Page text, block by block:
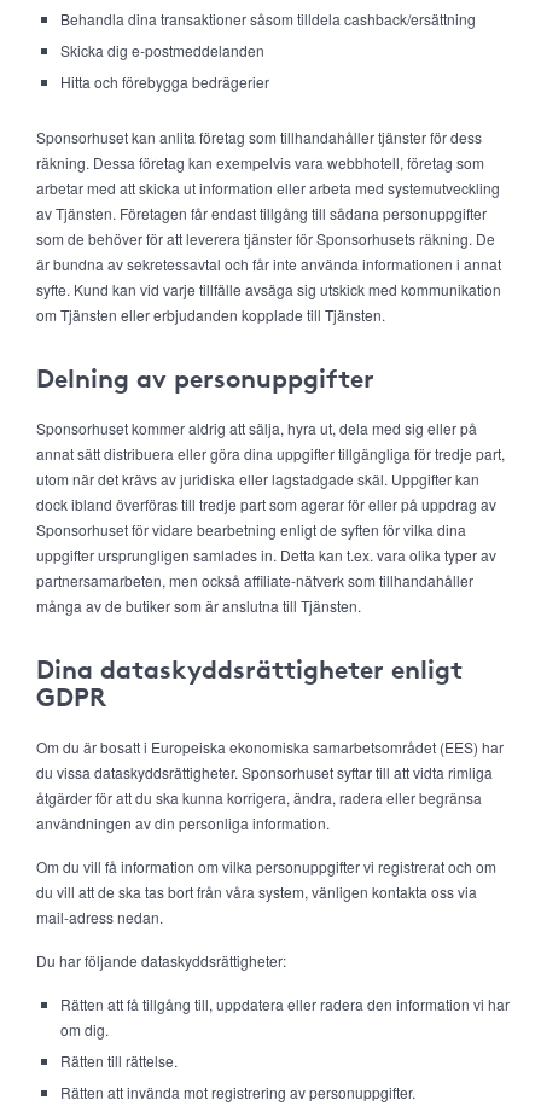
Behandla dina transaktioner såsom tilldela cashback/ersättning
Skicka dig e-postmeddelanden
Hitta och förebygga bedrägerier
Sponsorhuset kan anlita företag som tillhandahåller tjänster för dess
räkning. Dessa företag kan exempelvis vara webbhotell, företag som
arbetar med att skicka ut information eller arbeta med systemutveckling
av Tjänsten. Företagen får endast tillgång till sådana personuppgifter
som de behöver för att leverera tjänster för Sponsorhusets räkning. De
är bundna av sekretessavtal och får inte använda informationen i annat
syfte. Kund kan vid varje tillfälle avsäga sig utskick med kommunikation
om Tjänsten eller erbjudanden kopplade till Tjänsten.
Delning av personuppgifter
Sponsorhuset kommer aldrig att sälja, hyra ut, dela med sig eller på
annat sätt distribuera eller göra dina uppgifter tillgängliga för tredje part,
utom när det krävs av juridiska eller lagstadgade skäl. Uppgifter kan
dock ibland överföras till tredje part som agerar för eller på uppdrag av
Sponsorhuset för vidare bearbetning enligt de syften för vilka dina
uppgifter ursprungligen samlades in. Detta kan t.ex. vara olika typer av
partnersamarbeten, men också affiliate-nätverk som tillhandahåller
många av de butiker som är anslutna till Tjänsten.
Dina dataskyddsrättigheter enligt
GDPR
Om du är bosatt i Europeiska ekonomiska samarbetsområdet (EES) har
du vissa dataskyddsrättigheter. Sponsorhuset syftar till att vidta rimliga
åtgärder för att du ska kunna korrigera, ändra, radera eller begränsa
användningen av din personliga information.
Om du vill få information om vilka personuppgifter vi registrerat och om
du vill att de ska tas bort från våra system, vänligen kontakta oss via
mail-adress nedan.
Du har följande dataskyddsrättigheter:
Rätten att få tillgång till, uppdatera eller radera den information vi har
om dig.
Rätten till rättelse.
Rätten att invända mot registrering av personuppgifter.